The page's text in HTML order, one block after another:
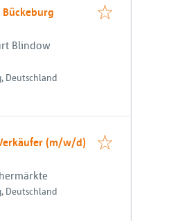
Blindow
Deutschland
(m/w/d)
Deutschland